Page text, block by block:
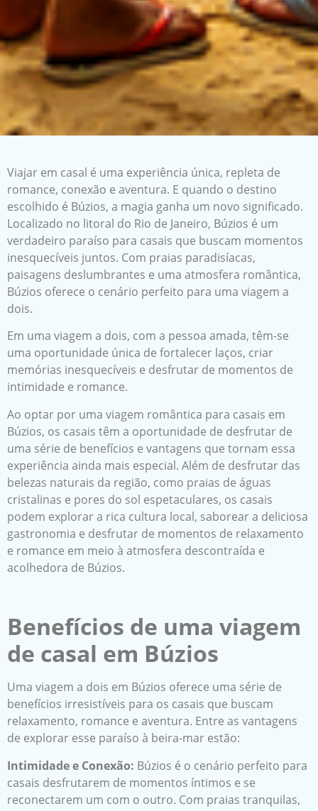
Viajar em casal é uma experiência única, repleta de
romance, conexão e aventura. E quando o destino
escolhido é Búzios, a magia ganha um novo significado.
Localizado no litoral do Rio de Janeiro, Búzios é um
verdadeiro paraíso para casais que buscam momentos
inesquecíveis juntos. Com praias paradisíacas,
paisagens deslumbrantes e uma atmosfera romântica,
Búzios oferece o cenário perfeito para uma viagem a
dois.
Em uma viagem a dois, com a pessoa amada, têm-se
uma oportunidade única de fortalecer laços, criar
memórias inesquecíveis e desfrutar de momentos de
intimidade e romance.
Ao optar por uma viagem romântica para casais em
Búzios, os casais têm a oportunidade de desfrutar de
uma série de benefícios e vantagens que tornam essa
experiência ainda mais especial. Além de desfrutar das
belezas naturais da região, como praias de águas
cristalinas e pores do sol espetaculares, os casais
podem explorar a rica cultura local, saborear a deliciosa
gastronomia e desfrutar de momentos de relaxamento
e romance em meio à atmosfera descontraída e
acolhedora de Búzios.
Benefícios de uma viagem
de casal em Búzios
Uma viagem a dois em Búzios oferece uma série de
benefícios irresistíveis para os casais que buscam
relaxamento, romance e aventura. Entre as vantagens
de explorar esse paraíso à beira-mar estão:
Intimidade e Conexão: Búzios é o cenário perfeito para
casais desfrutarem de momentos íntimos e se
reconectarem um com o outro. Com praias tranquilas,